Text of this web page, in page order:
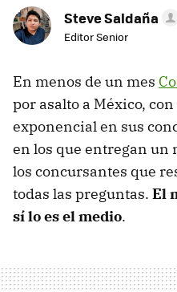
Steve Saldaña
Editor Senior
En menos de un mes
por asalto a México,
exponencial en sus
en los que entregan un
los concursantes que
todas las preguntas. El
sí lo es el medio.